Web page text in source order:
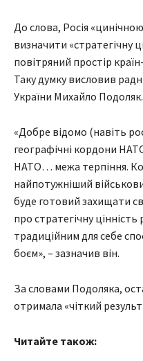
До слова, Росія
визначити «стратегічну
повітряний простір
Таку думку висловив
України Михайло Подоляк.
«Добре відомо (навіть
географічні кордони
НАТО… межа терпіння.
найпотужніший
буде готовий захищати
про стратегічну
традиційним для себе
боєм», – зазначив він.
За словами Подоляка,
отримала «чіткий
Читайте також: